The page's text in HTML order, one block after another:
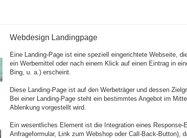
Webdesign Landingpage
Eine Landing-Page ist eine speziell eingerichtete Webseite,
ein Werbemittel oder nach einem Klick auf einen Eintrag in
Bing, u. a.) erscheint.
Diese Landing-Page ist auf den Werbeträger und dessen
Bei einer Landing-Page steht ein bestimmtes Angebot im
Ablenkung vorgestellt wird.
Ein wesentliches Element ist die Integration eines Response-
Anfrageformular, Link zum Webshop oder Call-Back-Button),